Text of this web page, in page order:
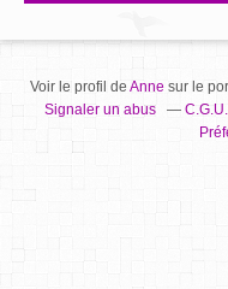
Voir le profil de Annesur le
Signaler un abus
C.G.U.